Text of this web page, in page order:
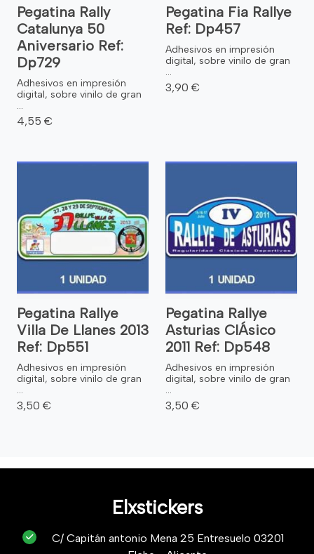
Pegatina Rally
Catalunya 50
Aniversario Ref:
Dp729
Adhesivos en impresión
digital, sobre vinilo de gran
...
4,55 €
Pegatina Fia Rallye
Ref: Dp457
Adhesivos en impresión
digital, sobre vinilo de gran
...
3,90 €
Pegatina Rallye
Villa De Llanes 2013
Ref: Dp551
Adhesivos en impresión
digital, sobre vinilo de gran
...
3,50 €
Pegatina Rallye
Asturias ClÁsico
2011 Ref: Dp548
Adhesivos en impresión
digital, sobre vinilo de gran
...
3,50 €
Elxstickers
C/ Capitán antonio Mena 25 Entresuelo 03201